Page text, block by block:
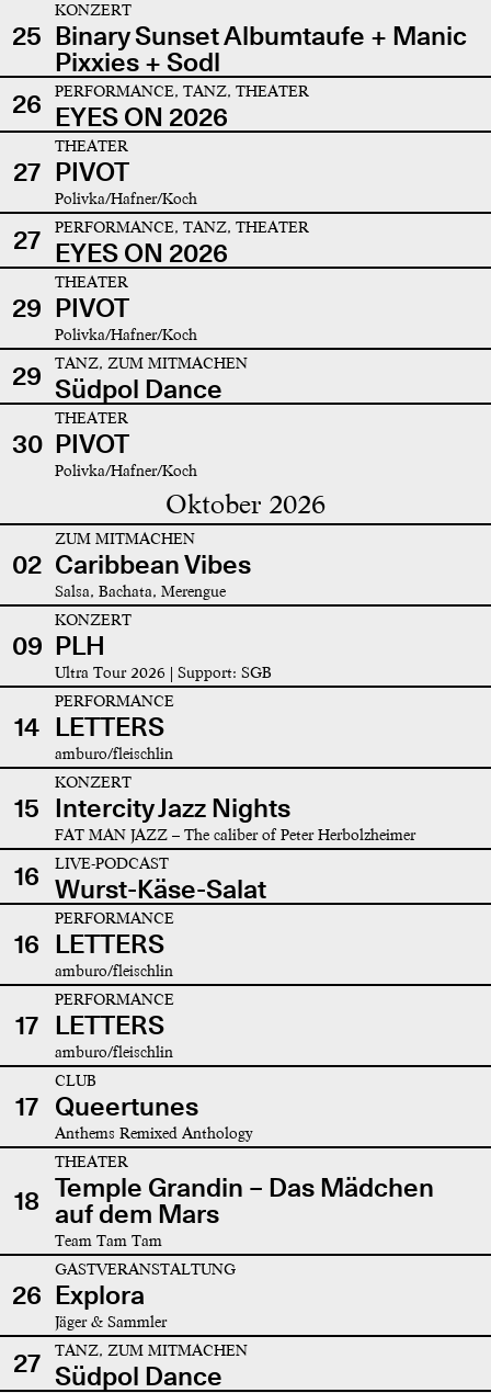
25
KONZERT
Binary Sunset Albumtaufe + Manic
Pixxies + Sodl
26
PERFORMANCE, TANZ, THEATER
EYES ON 2026
27
THEATER
PIVOT
Polivka/Hafner/Koch
27 PERFORMANCE, TANZ, THEATER
EYES ON 2026
29
THEATER
PIVOT
Polivka/Hafner/Koch
29 TANZ, ZUM MITMACHEN
Südpol Dance
30
THEATER
PIVOT
Polivka/Hafner/Koch
Oktober 2026
02
ZUM MITMACHEN
Caribbean Vibes
Salsa, Bachata, Merengue
09
KONZERT
PLH
Ultra Tour 2026 | Support: SGB
14
PERFORMANCE
LETTERS
amburo/fleischlin
15
KONZERT
Intercity Jazz Nights
FAT MAN JAZZ – The caliber of Peter Herbolzheimer
16 LIVE-PODCAST
Wurst-Käse-Salat
16
PERFORMANCE
LETTERS
amburo/fleischlin
17
PERFORMANCE
LETTERS
amburo/fleischlin
17
CLUB
Queertunes
Anthems Remixed Anthology
18
THEATER
Temple Grandin – Das Mädchen
auf dem Mars
Team Tam Tam
26
GASTVERANSTALTUNG
Explora
Jäger & Sammler
27 TANZ, ZUM MITMACHEN
Südpol Dance